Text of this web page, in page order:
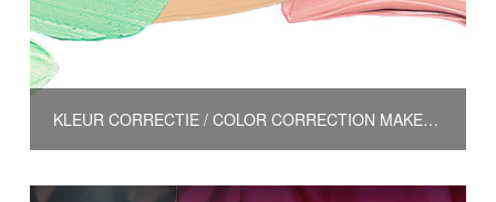
KLEUR CORRECTIE / COLOR CORRECTION MAKEUP